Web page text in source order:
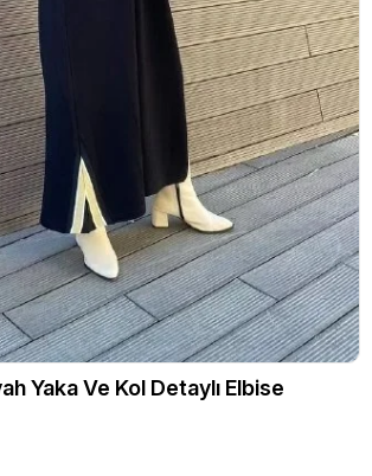
Yaka Ve Kol Detaylı Elbise